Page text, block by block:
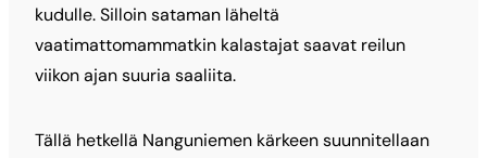
kudulle. Silloin sataman läheltä
vaatimattomammatkin kalastajat saavat reilun
viikon ajan suuria saaliita.
Tällä hetkellä Nanguniemen kärkeen suunnitellaan